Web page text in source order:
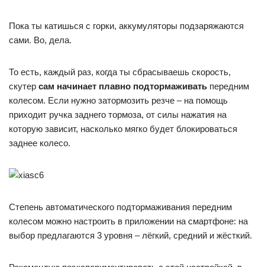
Пока ты катишься с горки, аккумуляторы подзаряжаются
сами. Во, дела.
То есть, каждый раз, когда ты сбрасываешь скорость,
скутер сам начинает плавно подтормаживать передним
колесом. Если нужно затормозить резче – на помощь
приходит ручка заднего тормоза, от силы нажатия на
которую зависит, насколько мягко будет блокироваться
заднее колесо.
Степень автоматического подтормаживания передним
колесом можно настроить в приложении на смартфоне: на
выбор предлагаются 3 уровня – лёгкий, средний и жёсткий.